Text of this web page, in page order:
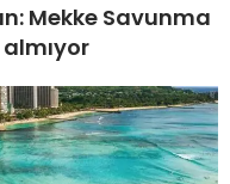
Mekke Savunma